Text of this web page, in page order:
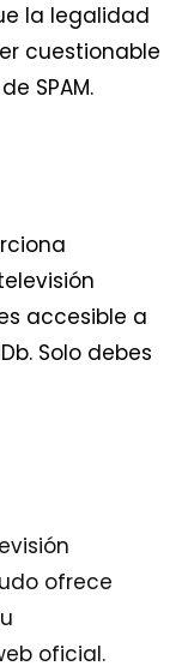
la legalidad
cuestionable
SPAM.
accesible a
Solo debes
ofrece
oficial.